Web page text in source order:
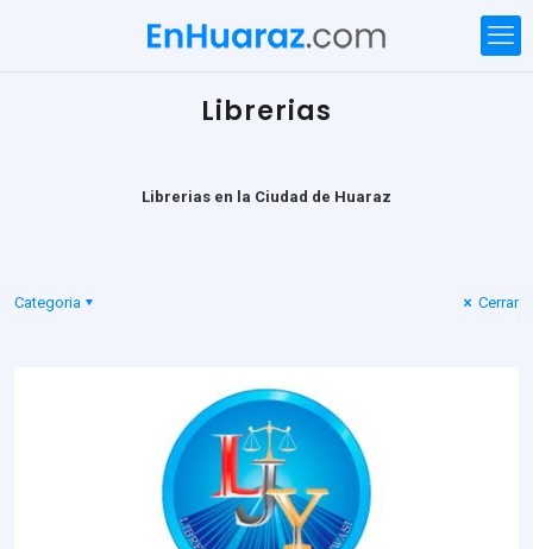
Librerias
Librerias en la Ciudad de Huaraz
Categoria Cerrar